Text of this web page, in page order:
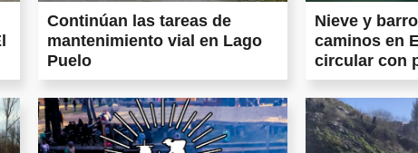
Continúan las tareas de
mantenimiento vial en Lago
Puelo
Nieve y
caminos en
circular con